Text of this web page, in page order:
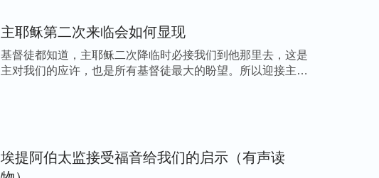
主耶稣第二次来临会如何显现
基督徒都知道，主耶稣二次降临时必接我们到他那里去，这是
主对我们的应许，也是所有基督徒最大的盼望。所以迎接主的
埃提阿伯太监接受福音给我们的启示（有声读